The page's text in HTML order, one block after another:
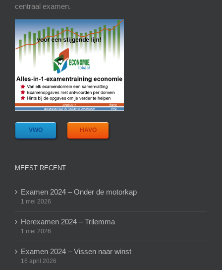
centraal examen.
VWO HAVO
MEEST RECENT
Examen 2024 – Onder de motorkap
1 mei 2026
Herexamen 2024 – Trilemma
1 mei 2026
Examen 2024 – Vissen naar winst
16 april 2026